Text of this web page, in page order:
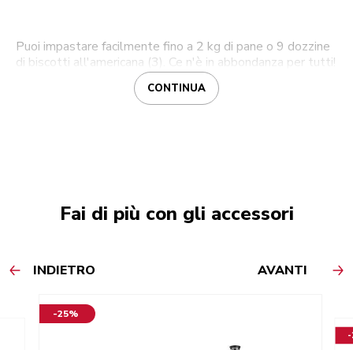
Puoi impastare facilmente fino a 2 kg di pane o 9 dozzine
di biscotti all'americana (3). Ce n'è in abbondanza per tutti!
CONTINUA
Fai di più con gli accessori
INDIETRO AVANTI
-25%
-